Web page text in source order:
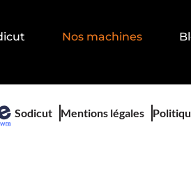
Nos machines
Sodicut Mentions légales